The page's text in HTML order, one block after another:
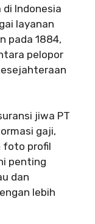
Indonesia
layanan
pada 1884,
pelopor
jiwa PT
gaji,
foto profil
penting
dan
lebih